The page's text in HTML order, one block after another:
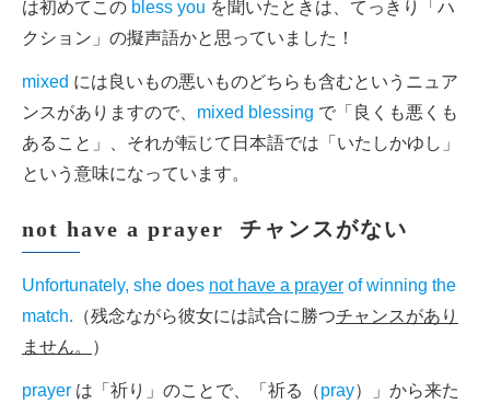
は初めてこの bless you を聞いたときは、てっきり「ハ
クション」の擬声語かと思っていました！
mixed には良いもの悪いものどちらも含むというニュア
ンスがありますので、 mixed blessing で「良くも悪くも
あること」、それが転じて日本語では「いたしかゆし」
という意味になっています。
not have a prayer チャンスがない
Unfortunately, she does not have a prayer of winning the
match. （残念ながら彼女には試合に勝つチャンスがあり
ません。
）
prayer は「祈り」のことで、「祈る（pray）」から来た